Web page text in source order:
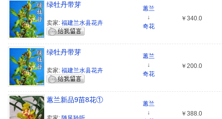
绿牡丹带芽
卖家: 福建兰水县花卉
蕙兰
↓
奇花
￥340.0
绿牡丹带芽
卖家: 福建兰水县花卉
蕙兰
↓
奇花
￥200.0
蕙兰新品9苗8花①
蕙兰
↓
￥388.0